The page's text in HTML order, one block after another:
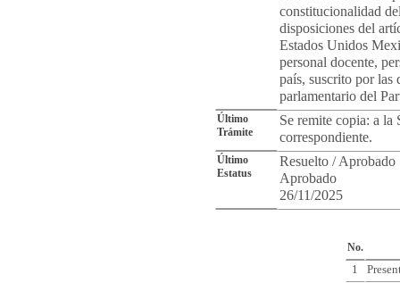
constitucionalidad
disposiciones del
Estados Unidos
personal docente,
país, suscrito por las
parlamentario del
Último
Trámite
Se remite copia: a la
correspondiente.
Último
Estatus
Resuelto / Aprobado
Aprobado
26/11/2025
No.
1